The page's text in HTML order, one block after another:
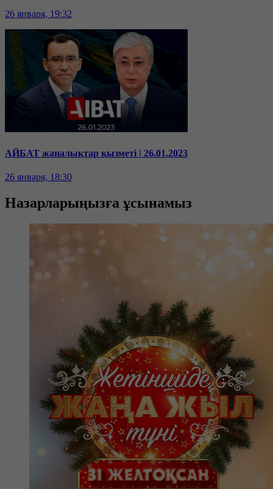
26 января, 19:32
АЙБАТ жаңалықтар қызметі | 26.01.2023
26 января, 18:30
Назарларыңызға ұсынамыз